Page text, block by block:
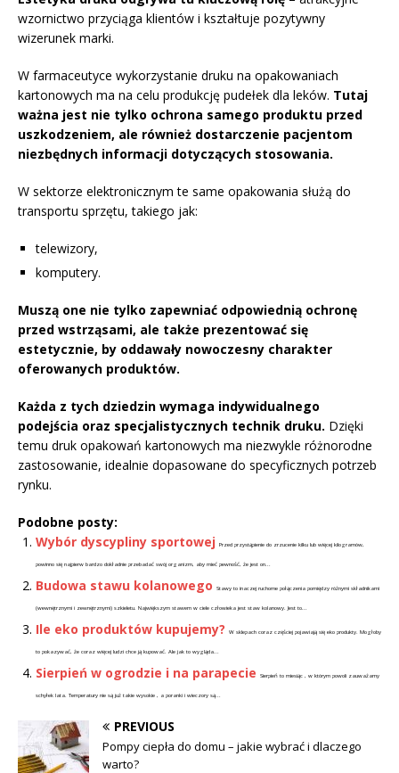
wzornictwo przyciąga klientów i kształtuje pozytywny
wizerunek marki.
W farmaceutyce wykorzystanie druku na opakowaniach
kartonowych ma na celu produkcję pudełek dla leków. Tutaj
ważna jest nie tylko ochrona samego produktu przed
uszkodzeniem, ale również dostarczenie pacjentom
niezbędnych informacji dotyczących stosowania.
W sektorze elektronicznym te same opakowania służą do
transportu sprzętu, takiego jak:
telewizory,
komputery.
Muszą one nie tylko zapewniać odpowiednią ochronę
przed wstrząsami, ale także prezentować się
estetycznie, by oddawały nowoczesny charakter
oferowanych produktów.
Każda z tych dziedzin wymaga indywidualnego
podejścia oraz specjalistycznych technik druku. Dzięki
temu druk opakowań kartonowych ma niezwykle różnorodne
zastosowanie, idealnie dopasowane do specyficznych potrzeb
rynku.
Podobne posty:
Wybór dyscypliny sportowej
Przed przystąpienie do zrzucenie kilku lub więcej kilogramów,
powinno się najpierw bardzo dokładnie przebadać swój organizm, aby mieć pewność, że jest on...
Budowa stawu kolanowego Stawy to inaczej ruchome połączenia pomiędzy różnymi składnikami
(wewnętrznymi i zewnętrznymi) szkieletu. Największym stawem w ciele człowieka jest staw kolanowy. Jest to...
Ile eko produktów kupujemy? W sklepach coraz częściej pojawiają się eko produkty. Mogłoby
to pokazywać, że coraz więcej ludzi chce ją kupować. Ale jak to wygląda...
Sierpień w ogrodzie i na parapecie Sierpień to miesiąc , w którym powoli zauważamy
schyłek lata. Temperatury nie są już takie wysokie , a poranki i wieczory są...
PREVIOUS
Pompy ciepła do domu – jakie wybrać i dlaczego
warto?